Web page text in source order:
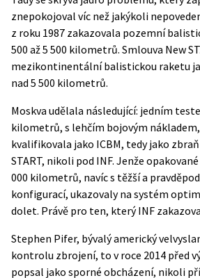
znepokojoval víc než jakýkoli
z roku 1987 zakazovala pozemní
500 až 5 500 kilometrů. Smlouva New
mezikontinentální balistickou raketu
nad 5 500 kilometrů.
Moskva udělala následující: jedním
kilometrů, s lehčím bojovým nákladem,
kvalifikovala jako ICBM, tedy jako
START, nikoli pod INF. Jenže
000 kilometrů, navíc s těžší a
konfigurací, ukazovaly na systém
dolet. Právě pro ten, který INF
Stephen Pifer, bývalý americký
kontrolu zbrojení, to v roce 2014 před
popsal jako sporné obcházení, nikoli